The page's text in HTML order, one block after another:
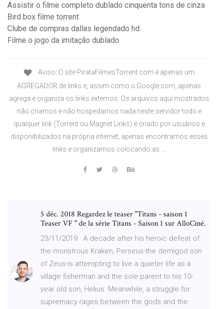
Assistir o filme completo dublado cinquenta tons de cinza
Bird box filme torrent
Clube de compras dallas legendado hd
Filme o jogo da imitação dublado
Aviso: O site PirataFilmesTorrent.com é apenas um
AGREGADOR de links e, assim como o Google.com, apenas
agrega e organiza os links externos. Os arquivos aqui mostrados
não criamos e não hospedamos nada neste servidor todo e
qualquer link (Torrent ou Magnet Links) é criado por usuários e
disponibilizados na própria internet, apenas encontramos esses
links e organizamos colocando as …
5 déc. 2018 Regardez le teaser "Titans - saison 1
Teaser VF " de la série Titans - Saison 1 sur AlloCiné.
23/11/2019 · A decade after his heroic defeat of
the monstrous Kraken, Perseus-the demigod son
of Zeus-is attempting to live a quieter life as a
village fisherman and the sole parent to his 10-
year old son, Helius. Meanwhile, a struggle for
supremacy rages between the gods and the